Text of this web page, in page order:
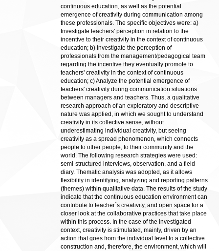
continuous education, as well as the potential
emergence of creativity during communication among
these professionals. The specific objectives were: a)
Investigate teachers' perception in relation to the
incentive to their creativity in the context of continuous
education; b) Investigate the perception of
professionals from the management/pedagogical team
regarding the incentive they eventually promote to
teachers' creativity in the context of continuous
education; c) Analyze the potential emergence of
teachers' creativity during communication situations
between managers and teachers. Thus, a qualitative
research approach of an exploratory and descriptive
nature was applied, in which we sought to understand
creativity in its collective sense, without
underestimating individual creativity, but seeing
creativity as a spread phenomenon, which connects
people to other people, to their community and the
world. The following research strategies were used:
semi-structured interviews, observation, and a field
diary. Thematic analysis was adopted, as it allows
flexibility in identifying, analyzing and reporting patterns
(themes) within qualitative data. The results of the study
indicate that the continuous education environment can
contribute to teacher´s creativity, and open space for a
closer look at the collaborative practices that take place
within this process. In the case of the investigated
context, creativity is stimulated, mainly, driven by an
action that goes from the individual level to a collective
construction and, therefore, the environment, which will